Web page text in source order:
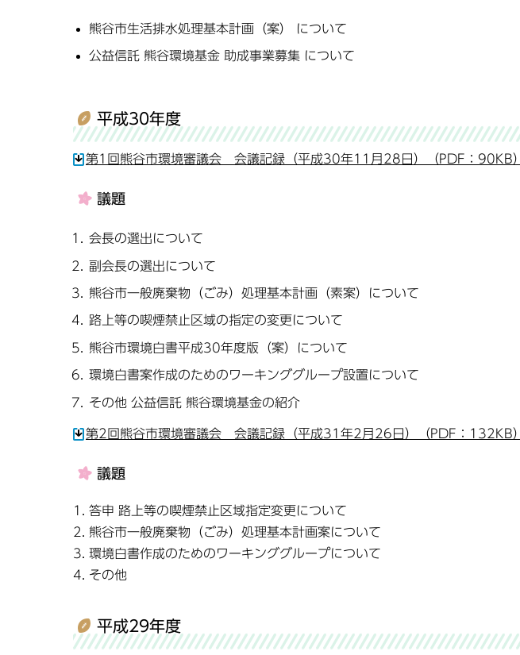
熊谷市生活排水処理基本計画（案） について
公益信託 熊谷環境基金 助成事業募集 について
平成30年度
第1回熊谷市環境審議会 会議記録（平成30年11月28日）（PDF：90KB）
議題
会長の選出について
副会長の選出について
熊谷市一般廃棄物（ごみ）処理基本計画（素案）について
路上等の喫煙禁止区域の指定の変更について
熊谷市環境白書平成30年度版（案）について
環境白書案作成のためのワーキンググループ設置について
その他 公益信託 熊谷環境基金の紹介
第2回熊谷市環境審議会 会議記録（平成31年2月26日）（PDF：132KB）
議題
1. 答申 路上等の喫煙禁止区域指定変更について
2. 熊谷市一般廃棄物（ごみ）処理基本計画案について
3. 環境白書作成のためのワーキンググループについて
4. その他
平成29年度